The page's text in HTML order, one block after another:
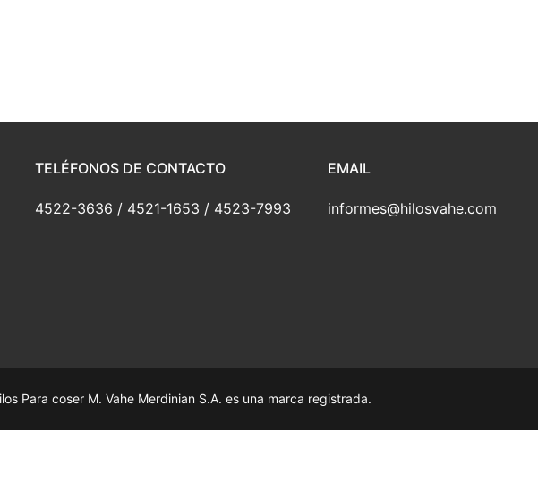
TELÉFONOS DE CONTACTO
4522-3636 / 4521-1653 / 4523-7993
EMAIL
informes@hilosvahe.com
Para coser M. Vahe Merdinian S.A. es una marca registrada.